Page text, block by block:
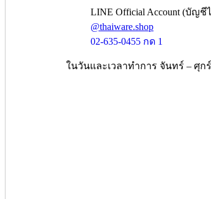
LINE Official Account (บัญชี
@thaiware.shop
02-635-0455 กด 1
ในวันและเวลาทำการ จันทร์ – ศุกร์